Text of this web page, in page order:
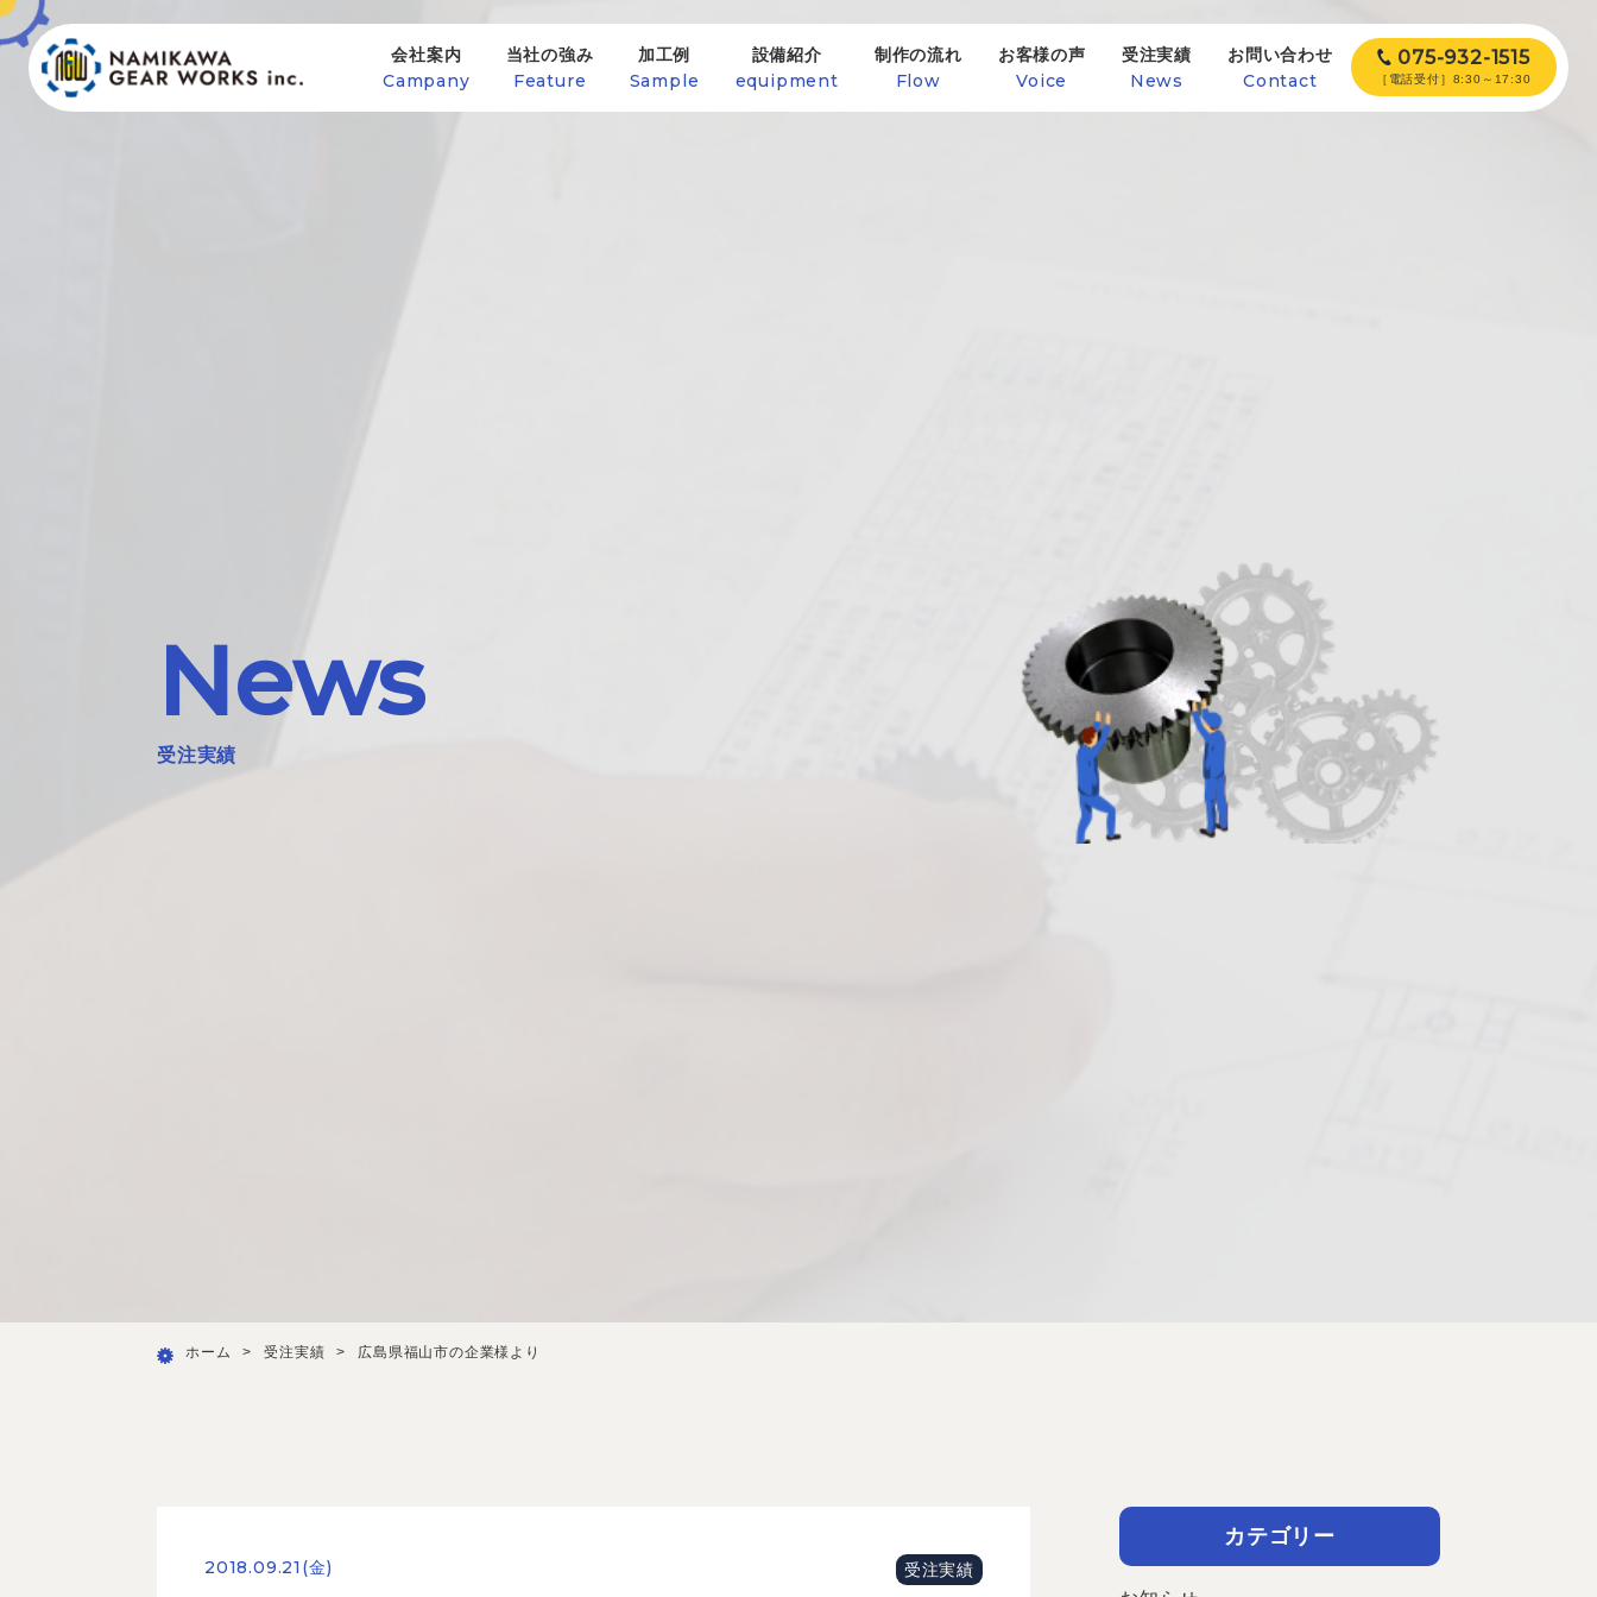
会社案内
Campany
当社の強み
Feature
加工例
Sample
設備紹介
equipment
制作の流れ
Flow
お客様の声
Voice
受注実績
News
お問い合わせ
Contact
075-932-1515
［電話受付］8:30～17:30
News
受注実績
ホーム > 受注実績 > 広島県福山市の企業様より
2018.09.21(金) 受注実績
カテゴリー